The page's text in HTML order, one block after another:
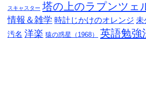
スキャスター 塔の上のラプンツェ
情報＆雑学 時計じかけのオレンジ 未
汚名 洋楽 猿の惑星（1968） 英語勉強